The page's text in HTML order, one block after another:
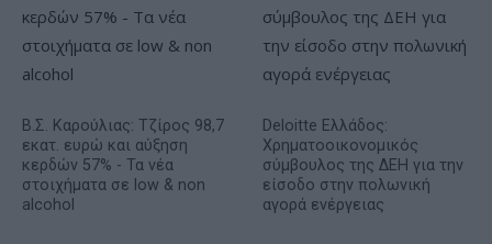
Β.Σ. Καρούλιας: Τζίρος 98,7
εκατ. ευρώ και αύξηση
κερδών 57% - Τα νέα
στοιχήματα σε low & non
alcohol
Deloitte Ελλάδος:
Χρηματοοικονομικός
σύμβουλος της ΔΕΗ για την
είσοδο στην πολωνική
αγορά ενέργειας